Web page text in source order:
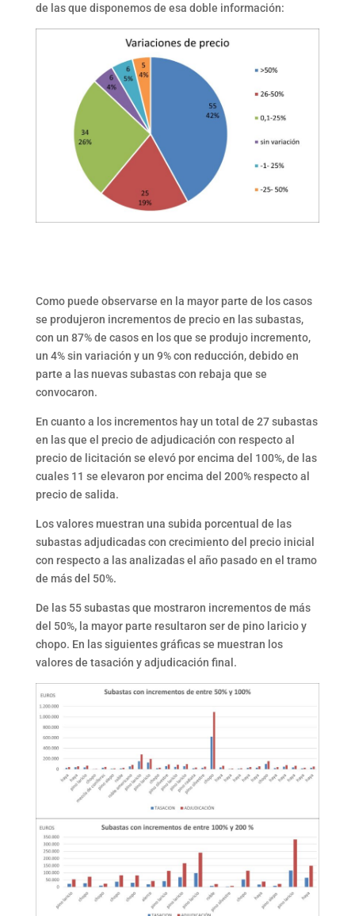
de las que disponemos de esa doble información:
Como puede observarse en la mayor parte de los casos
se produjeron incrementos de precio en las subastas,
con un 87% de casos en los que se produjo incremento,
un 4% sin variación y un 9% con reducción, debido en
parte a las nuevas subastas con rebaja que se
convocaron.
En cuanto a los incrementos hay un total de 27 subastas
en las que el precio de adjudicación con respecto al
precio de licitación se elevó por encima del 100%, de las
cuales 11 se elevaron por encima del 200% respecto al
precio de salida.
Los valores muestran una subida porcentual de las
subastas adjudicadas con crecimiento del precio inicial
con respecto a las analizadas el año pasado en el tramo
de más del 50%.
De las 55 subastas que mostraron incrementos de más
del 50%, la mayor parte resultaron ser de pino laricio y
chopo. En las siguientes gráficas se muestran los
valores de tasación y adjudicación final.